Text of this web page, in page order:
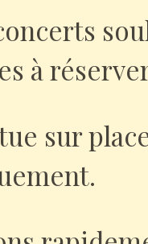
à
sur